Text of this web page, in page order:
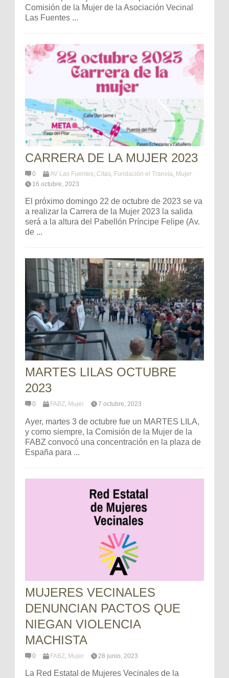
Comisión de la Mujer de la Asociación Vecinal
Las Fuentes ...
CARRERA DE LA MUJER 2023
0 AV Las Fuentes Citas Fundación el Tranvía Mujer
16 octubre, 2023
El próximo domingo 22 de octubre de 2023 se va
a realizar la Carrera de la Mujer 2023 la salida
será a la altura del Pabellón Príncipe Felipe (Av.
de ...
MARTES LILAS OCTUBRE
2023
0 FABZ, Mujer 7 octubre, 2023
Ayer, martes 3 de octubre fue un MARTES LILA,
y como siempre, la Comisión de la Mujer de la
FABZ convocó una concentración en la plaza de
España para ...
MUJERES VECINALES
DENUNCIAN PACTOS QUE
NIEGAN VIOLENCIA
MACHISTA
0 FABZ Mujer 28 junio, 2023
La Red Estatal de Mujeres Vecinales de la